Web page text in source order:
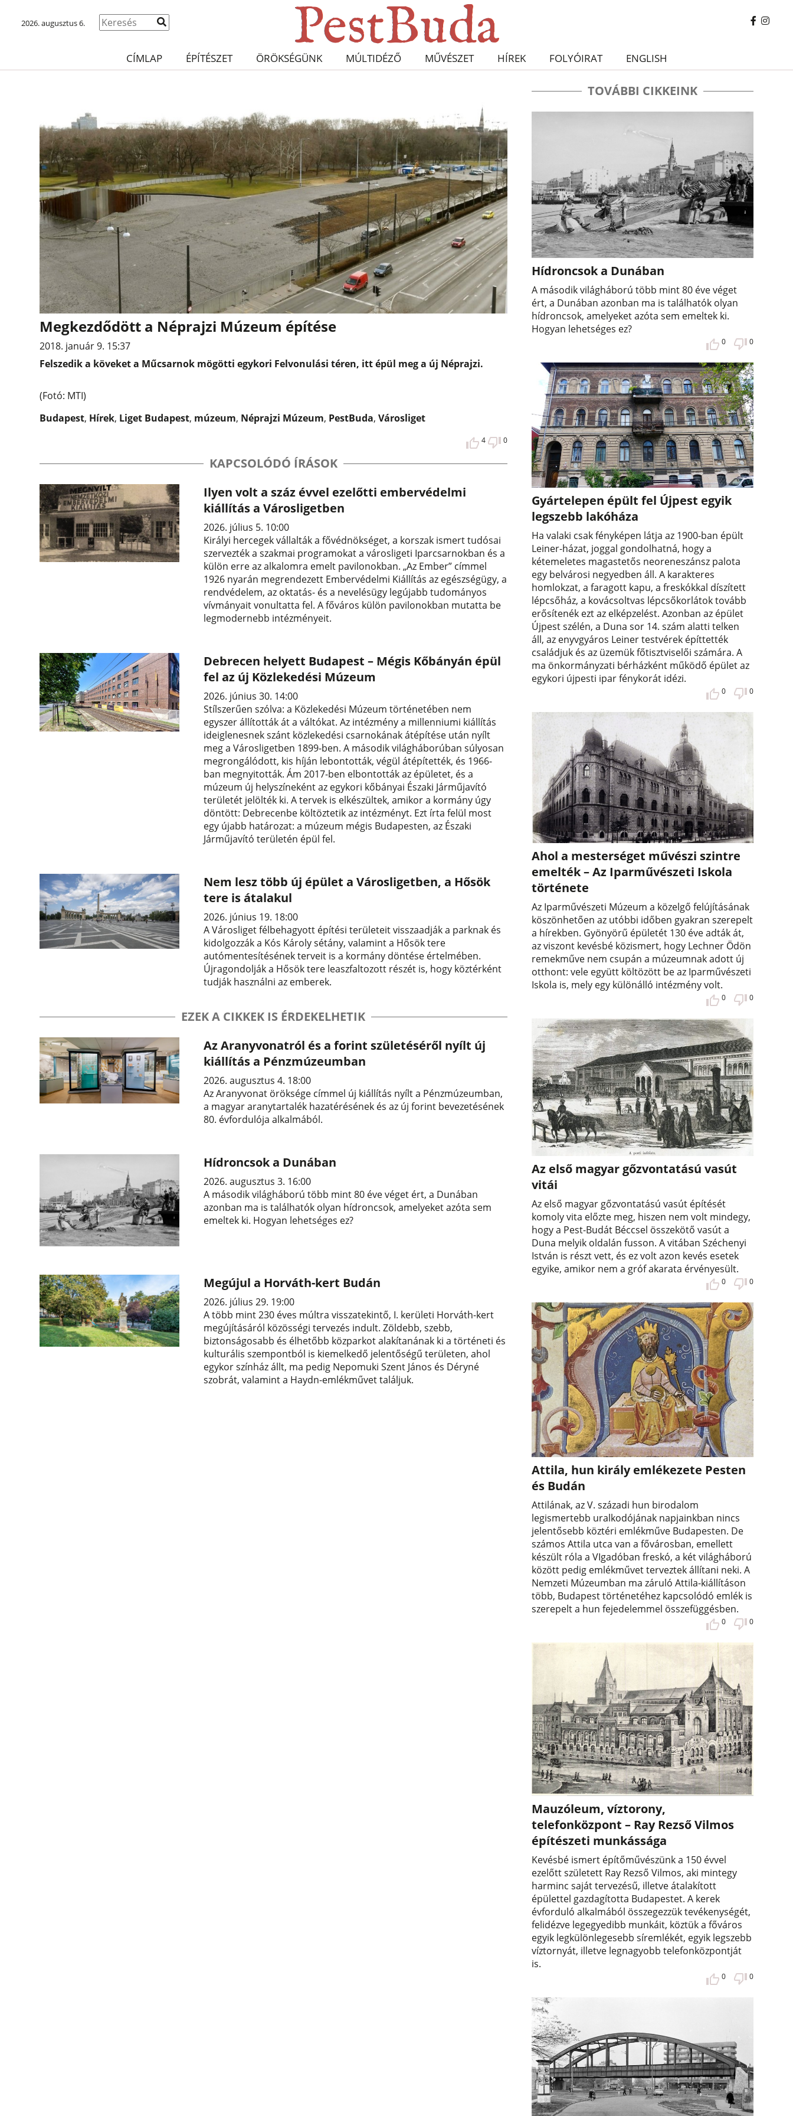
2026. augusztus 6.
CÍMLAP ÉPÍTÉSZET ÖRÖKSÉGÜNK MÚLTIDÉZŐ MŰVÉSZET HÍREK FOLYÓIRAT ENGLISH
Megkezdődött a Néprajzi Múzeum építése
2018. január 9. 15:37
Felszedik a köveket a Műcsarnok mögötti egykori Felvonulási téren, itt épül meg a új Néprajzi.
(Fotó: MTI)
Budapest, Hírek, Liget Budapest, múzeum, Néprajzi Múzeum, PestBuda,Városliget
4 0
KAPCSOLÓDÓ ÍRÁSOK
Ilyen volt a száz évvel ezelőtti embervédelmi
kiállítás a Városligetben
2026. július 5. 10:00
Királyi hercegek vállalták a fővédnökséget, a korszak ismert tudósai
szervezték a szakmai programokat a városligeti Iparcsarnokban és a
külön erre az alkalomra emelt pavilonokban. „Az Ember” címmel
1926 nyarán megrendezett Embervédelmi Kiállítás az egészségügy, a
rendvédelem, az oktatás- és a nevelésügy legújabb tudományos
vívmányait vonultatta fel. A főváros külön pavilonokban mutatta be
legmodernebb intézményeit.
Debrecen helyett Budapest – Mégis Kőbányán épül
fel az új Közlekedési Múzeum
2026. június 30. 14:00
Stílszerűen szólva: a Közlekedési Múzeum történetében nem
egyszer állították át a váltókat. Az intézmény a millenniumi kiállítás
ideiglenesnek szánt közlekedési csarnokának átépítése után nyílt
meg a Városligetben 1899-ben. A második világháborúban súlyosan
megrongálódott, kis híján lebontották, végül átépítették, és 1966-
ban megnyitották. Ám 2017-ben elbontották az épületet, és a
múzeum új helyszíneként az egykori kőbányai Északi Járműjavító
területét jelölték ki. A tervek is elkészültek, amikor a kormány úgy
döntött: Debrecenbe költöztetik az intézményt. Ezt írta felül most
egy újabb határozat: a múzeum mégis Budapesten, az Északi
Járműjavító területén épül fel.
Nem lesz több új épület a Városligetben, a Hősök
tere is átalakul
2026. június 19. 18:00
A Városliget félbehagyott építési területeit visszaadják a parknak és
kidolgozzák a Kós Károly sétány, valamint a Hősök tere
autómentesítésének terveit is a kormány döntése értelmében.
Újragondolják a Hősök tere leaszfaltozott részét is, hogy köztérként
tudják használni az emberek.
EZEK A CIKKEK IS ÉRDEKELHETIK
Az Aranyvonatról és a forint születéséről nyílt új
kiállítás a Pénzmúzeumban
2026. augusztus 4. 18:00
Az Aranyvonat öröksége címmel új kiállítás nyílt a Pénzmúzeumban,
a magyar aranytartalék hazatérésének és az új forint bevezetésének
80. évfordulója alkalmából.
Hídroncsok a Dunában
2026. augusztus 3. 16:00
A második világháború több mint 80 éve véget ért, a Dunában
azonban ma is találhatók olyan hídroncsok, amelyeket azóta sem
emeltek ki. Hogyan lehetséges ez?
Megújul a Horváth-kert Budán
2026. július 29. 19:00
A több mint 230 éves múltra visszatekintő, I. kerületi Horváth-kert
megújításáról közösségi tervezés indult. Zöldebb, szebb,
biztonságosabb és élhetőbb közparkot alakítanának ki a történeti és
kulturális szempontból is kiemelkedő jelentőségű területen, ahol
egykor színház állt, ma pedig Nepomuki Szent János és Déryné
szobrát, valamint a Haydn-emlékművet találjuk.
TOVÁBBI CIKKEINK
Hídroncsok a Dunában
A második világháború több mint 80 éve véget
ért, a Dunában azonban ma is találhatók olyan
hídroncsok, amelyeket azóta sem emeltek ki.
Hogyan lehetséges ez?
0 0
Gyártelepen épült fel Újpest egyik
legszebb lakóháza
Ha valaki csak fényképen látja az 1900-ban épült
Leiner-házat, joggal gondolhatná, hogy a
kétemeletes magastetős neoreneszánsz palota
egy belvárosi negyedben áll. A karakteres
homlokzat, a faragott kapu, a freskókkal díszített
lépcsőház, a kovácsoltvas lépcsőkorlátok tovább
erősítenék ezt az elképzelést. Azonban az épület
Újpest szélén, a Duna sor 14. szám alatti telken
áll, az enyvgyáros Leiner testvérek építtették
családjuk és az üzemük főtisztviselői számára. A
ma önkormányzati bérházként működő épület az
egykori újpesti ipar fénykorát idézi.
0 0
Ahol a mesterséget művészi szintre
emelték – Az Iparművészeti Iskola
története
Az Iparművészeti Múzeum a közelgő felújításának
köszönhetően az utóbbi időben gyakran szerepelt
a hírekben. Gyönyörű épületét 130 éve adták át,
az viszont kevésbé közismert, hogy Lechner Ödön
remekműve nem csupán a múzeumnak adott új
otthont: vele együtt költözött be az Iparművészeti
Iskola is, mely egy különálló intézmény volt.
0 0
Az első magyar gőzvontatású vasút
vitái
Az első magyar gőzvontatású vasút építését
komoly vita előzte meg, hiszen nem volt mindegy,
hogy a Pest-Budát Béccsel összekötő vasút a
Duna melyik oldalán fusson. A vitában Széchenyi
István is részt vett, és ez volt azon kevés esetek
egyike, amikor nem a gróf akarata érvényesült.
0 0
Attila, hun király emlékezete Pesten
és Budán
Attilának, az V. századi hun birodalom
legismertebb uralkodójának napjainkban nincs
jelentősebb köztéri emlékműve Budapesten. De
számos Attila utca van a fővárosban, emellett
készült róla a VIgadóban freskó, a két világháború
között pedig emlékművet terveztek állítani neki. A
Nemzeti Múzeumban ma záruló Attila-kiállításon
több, Budapest történetéhez kapcsolódó emlék is
szerepelt a hun fejedelemmel összefüggésben.
0 0
Mauzóleum, víztorony,
telefonközpont – Ray Rezső Vilmos
építészeti munkássága
Kevésbé ismert építőművészünk a 150 évvel
ezelőtt született Ray Rezső Vilmos, aki mintegy
harminc saját tervezésű, illetve átalakított
épülettel gazdagította Budapestet. A kerek
évforduló alkalmából összegezzük tevékenységét,
felidézve legegyedibb munkáit, köztük a főváros
egyik legkülönlegesebb síremlékét, egyik legszebb
víztornyát, illetve legnagyobb telefonközpontját
is.
0 0